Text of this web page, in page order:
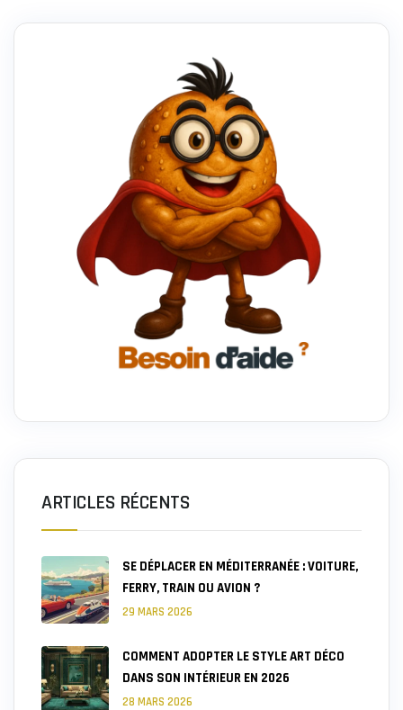
ARTICLES RÉCENTS
SE DÉPLACER EN MÉDITERRANÉE : VOITURE,
FERRY, TRAIN OU AVION ?
29 MARS 2026
COMMENT ADOPTER LE STYLE ART DÉCO
DANS SON INTÉRIEUR EN 2026
28 MARS 2026